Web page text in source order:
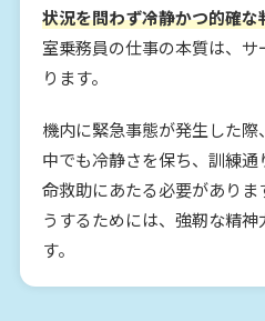
状況を問わず冷静かつ的確
室乗務員の仕事の本質は、
ります。
機内に緊急事態が発生した
中でも冷静さを保ち、訓練
命救助にあたる必要があり
うするためには、強靭な精
す。